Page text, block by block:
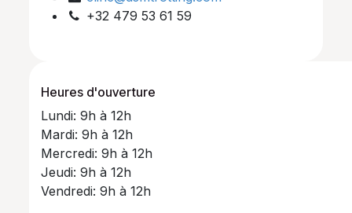
+32 479 53 61 59
Heures d'ouverture
Lundi: 9h à 12h
Mardi: 9h à 12h
Mercredi: 9h à 12h
Jeudi: 9h à 12h
Vendredi: 9h à 12h